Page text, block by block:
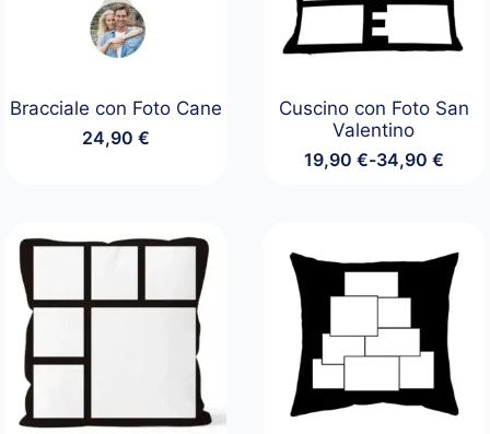
Bracciale con Foto Cane
24,90€
Cuscino con Foto San
Valentino
19,90 €-34,90 €
Fascia
a
34,90 €